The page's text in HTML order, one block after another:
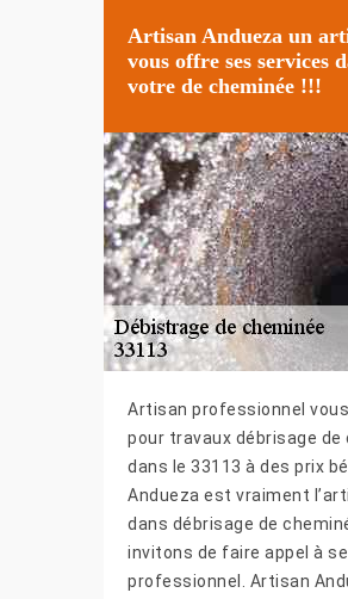
Artisan Andueza un
vous offre ses services
votre de cheminée !!!
Artisan professionnel
pour travaux débrisage de
dans le 33113 à des prix
Andueza est vraiment
dans débrisage de
invitons de faire appel à
professionnel. Artisan